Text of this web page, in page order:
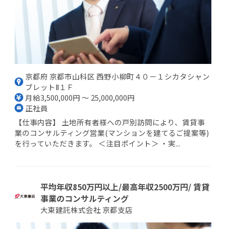
京都府 京都市山科区 西野小柳町４０－１シカタシャン
ブレットⅡ１Ｆ
月給3,500,000円 ～ 25,000,000円
正社員
【仕事内容】 土地所有者様への戸別訪問により、賃貸事
業のコンサルティング営業(マンションを建てるご提案等)
を行っていただきます。 ＜注目ポイント＞ ・実...
平均年収850万円以上/最高年収2500万円/ 賃貸
事業のコンサルティング
大東建託株式会社 京都支店